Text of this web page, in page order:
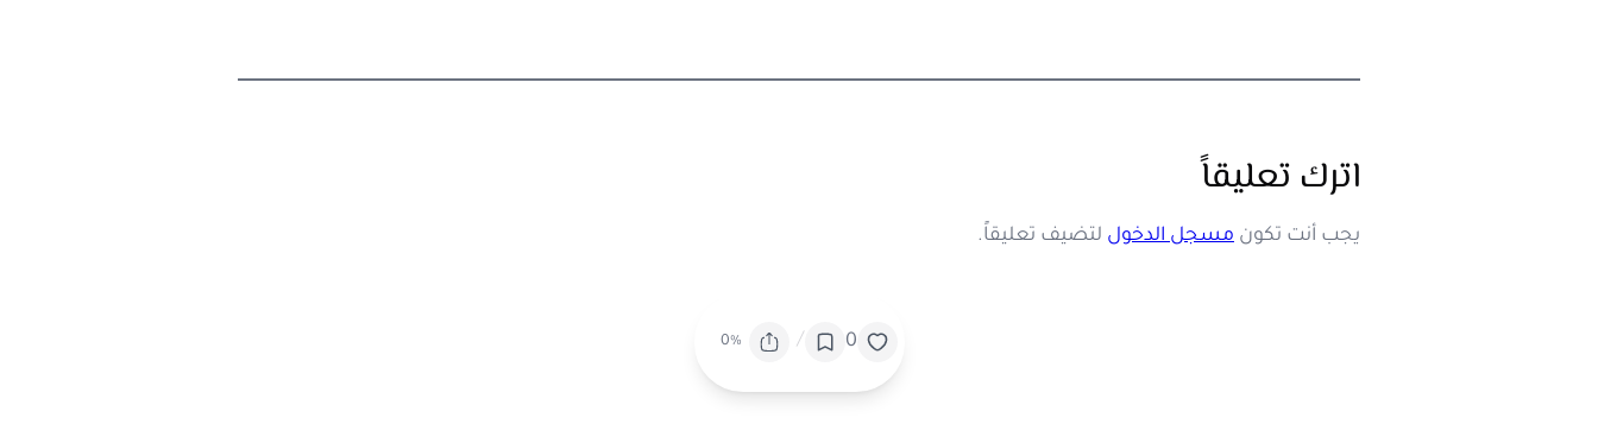
اترك تعليقاً
يجب أنت تكون مسجل الدخول لتضيف تعليقاً.
0
/
0%